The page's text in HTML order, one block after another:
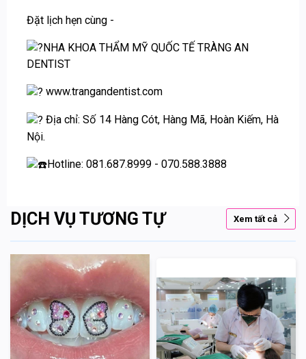
Đặt lịch hẹn cùng -
NHA KHOA THẨM MỸ QUỐC TẾ TRÀNG AN
DENTIST
www.trangandentist.com
Địa chỉ: Số 14 Hàng Cót, Hàng Mã, Hoàn Kiếm, Hà
Nội.
Hotline: 081.687.8999 - 070.588.3888
DỊCH VỤ TƯƠNG TỰ Xem tất cả